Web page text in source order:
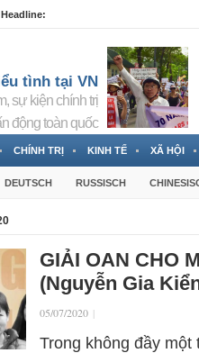
Headline:
tình tại VN
sự kiện chính trị
động toàn quốc
CHÍNH TRỊ KINH TẾ XÃ HỘI
DEUTSCH RUSSISCH
GIẢI OAN CHO
(Nguyễn Gia
05/07/2020 |
Trong không đầy